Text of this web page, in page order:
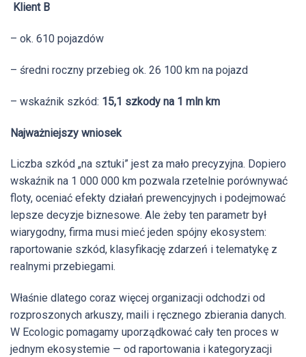
Klient B
– ok. 610 pojazdów
– średni roczny przebieg ok. 26 100 km na pojazd
– wskaźnik szkód: 15,1 szkody na 1 mln km
Najważniejszy wniosek
Liczba szkód „na sztuki” jest za mało precyzyjna. Dopiero
wskaźnik na 1 000 000 km pozwala rzetelnie porównywać
floty, oceniać efekty działań prewencyjnych i podejmować
lepsze decyzje biznesowe. Ale żeby ten parametr był
wiarygodny, firma musi mieć jeden spójny ekosystem:
raportowanie szkód, klasyfikację zdarzeń i telematykę z
realnymi przebiegami.
Właśnie dlatego coraz więcej organizacji odchodzi od
rozproszonych arkuszy, maili i ręcznego zbierania danych.
W Ecologic pomagamy uporządkować cały ten proces w
jednym ekosystemie — od raportowania i kategoryzacji